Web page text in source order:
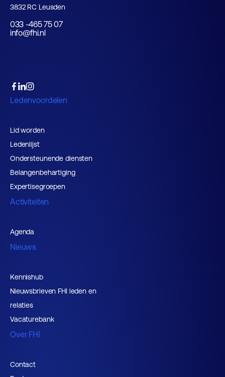
3832 RC Leusden
033 -465 75 07
info@fhi.nl
Ledenvoordelen
Lid worden
Ledenlijst
Ondersteunende diensten
Belangenbehartiging
Expertisegroepen
Activiteiten
Agenda
Nieuws
Kennishub
Nieuwsbrieven FHI leden en
relaties
Vacaturebank
Over FHI
Contact